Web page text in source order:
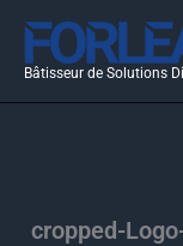
Aller
contenu
Bâtisseur de Solutions
cropped-